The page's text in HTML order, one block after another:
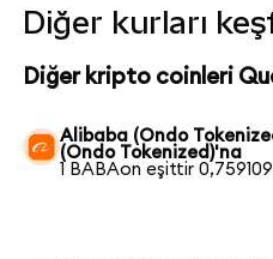
Diğer kurları
Diğer kripto coinleri
Alibaba (Ondo
(Ondo Tokenized)'na
1 BABAon eşittir